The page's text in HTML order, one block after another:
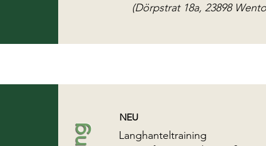
(Dörpstrat 18a, 23898
NEU
Langhanteltraining